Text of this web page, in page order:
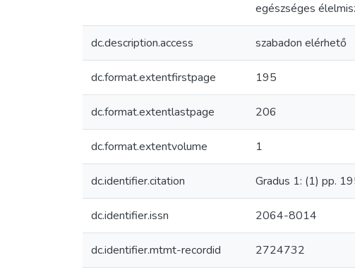
egészséges
dc.description.access szabadon elérhető
dc.format.extentfirstpage 195
dc.format.extentlastpage 206
dc.format.extentvolume 1
dc.identifier.citation Gradus 1: (1) pp.
dc.identifier.issn 2064-8014
dc.identifier.mtmt-recordid 2724732